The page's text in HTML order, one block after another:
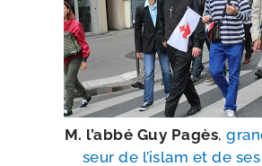
M. l’ab­bé Guy Pagès,
seur de l’is­lam et de